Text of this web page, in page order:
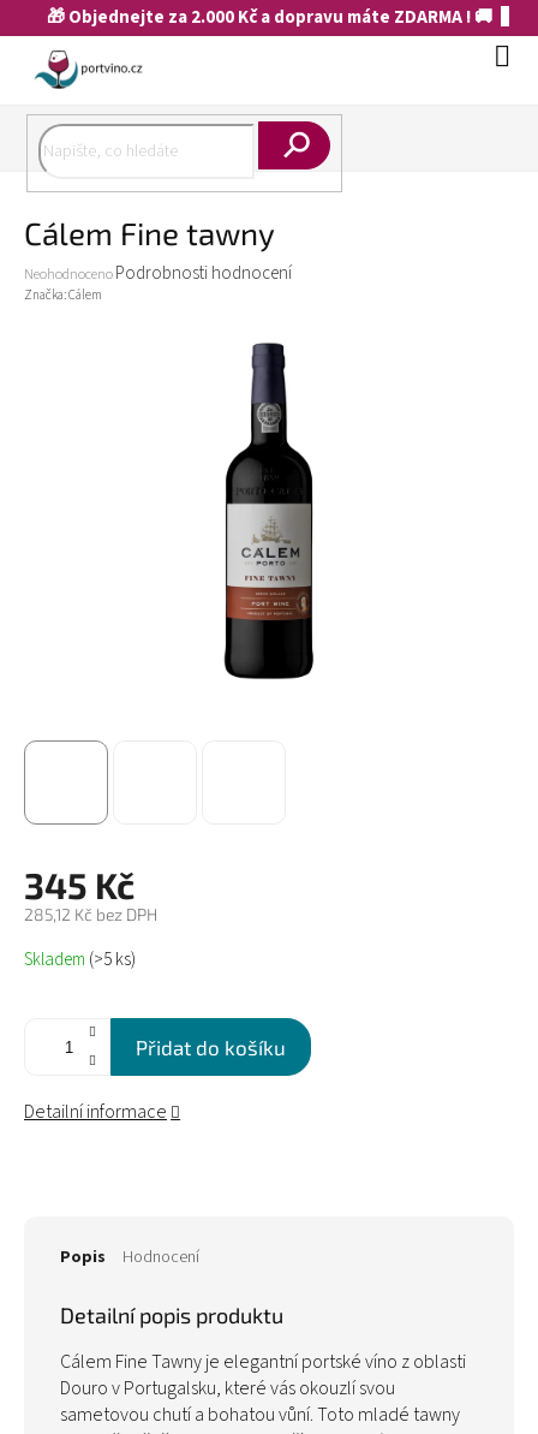
na
🎁 Objednejte za 2.000 Kč a dopravu máte ZDARMA ! 🚚
Cálem Fine tawny
Průměrné
hodnocení
NeohodnocenoPodrobnosti hodnocení
Značka:Cálem
345 Kč
285,12 Kč bez DPH
Měrná
cena:
Skladem (>5 ks)
Přidat do košíku
Detailní informace
Popis Hodnocení
Detailní popis produktu
Cálem Fine Tawny je elegantní portské víno z oblasti
Douro v Portugalsku, které vás okouzlí svou
sametovou chutí a bohatou vůní. Toto mladé tawny